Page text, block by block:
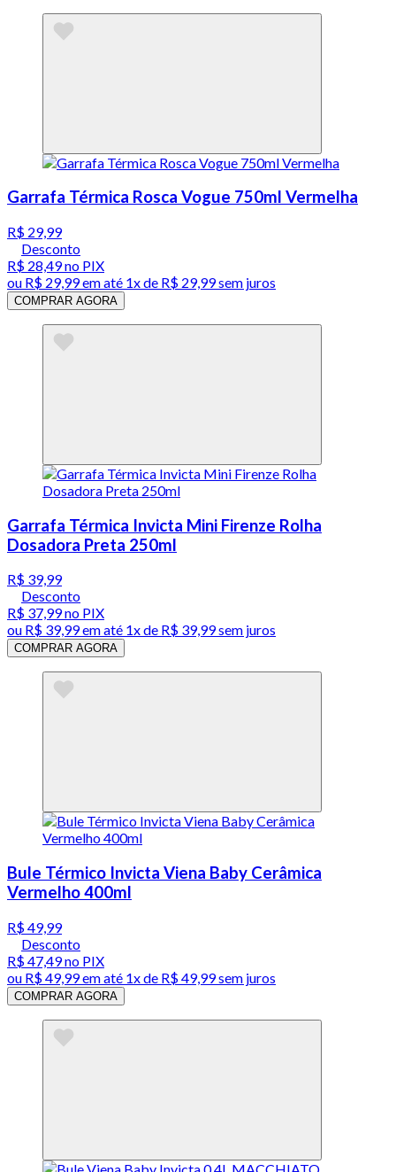
Garrafa Térmica Rosca Vogue 750ml Vermelha
R$ 29,99
Desconto
R$ 28,49no PIX
ou R$ 29,99em até 1x de R$ 29,99sem juros
COMPRAR AGORA
Garrafa Térmica Invicta Mini Firenze Rolha
Dosadora Preta 250ml
R$ 39,99
Desconto
R$ 37,99no PIX
ou R$ 39,99em até 1x de R$ 39,99sem juros
COMPRAR AGORA
Bule Térmico Invicta Viena Baby Cerâmica
Vermelho 400ml
R$ 49,99
Desconto
R$ 47,49no PIX
ou R$ 49,99em até 1x de R$ 49,99sem juros
COMPRAR AGORA